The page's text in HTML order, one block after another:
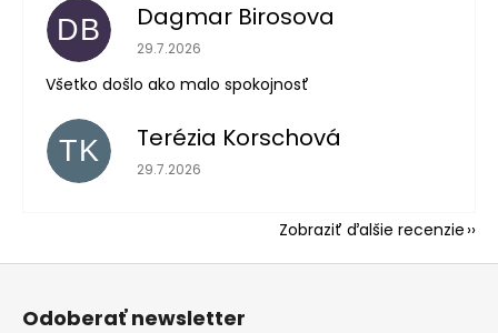
DB Dagmar Birosova
Hodnotenie obchodu je 5 z 5 hviezdičiek.
29.7.2026
Všetko došlo ako malo spokojnosť
TK Terézia Korschová
Hodnotenie obchodu je 5 z 5 hviezdičiek.
29.7.2026
Zobraziť ďalšie recenzie
Z
Odoberať newsletter